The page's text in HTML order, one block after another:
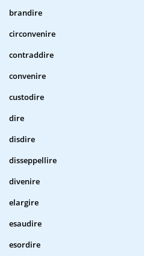
brandire
circonvenire
contraddire
convenire
custodire
dire
disdire
disseppellire
divenire
elargire
esaudire
esordire